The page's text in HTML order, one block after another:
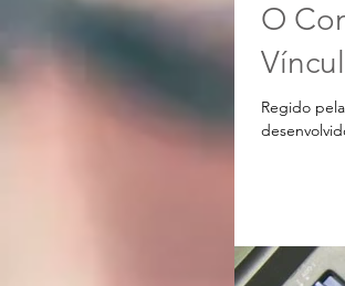
O
Regido